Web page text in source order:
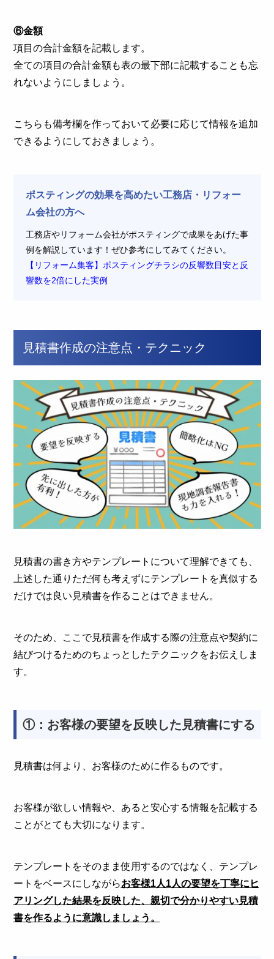
⑥金額
項目の合計金額を記載します。
全ての項目の合計金額も表の最下部に記載することも忘
れないようにしましょう。
こちらも備考欄を作っておいて必要に応じて情報を追加
できるようにしておきましょう。
ポスティングの効果を高めたい工務店・リフォー
ム会社の方へ
工務店やリフォーム会社がポスティングで成果をあげた事
例を解説しています！ぜひ参考にしてみてください。
【リフォーム集客】ポスティングチラシの反響数目安と反
響数を2倍にした実例
見積書作成の注意点・テクニック
見積書の書き方やテンプレートについて理解できても、
上述した通りただ何も考えずにテンプレートを真似する
だけでは良い見積書を作ることはできません。
そのため、ここで見積書を作成する際の注意点や契約に
結びつけるためのちょっとしたテクニックをお伝えしま
す。
①：お客様の要望を反映した見積書にする
見積書は何より、お客様のために作るものです。
お客様が欲しい情報や、あると安心する情報を記載する
ことがとても大切になります。
テンプレートをそのまま使用するのではなく、テンプレ
ートをベースにしながらお客様1人1人の要望を丁寧にヒ
アリングした結果を反映した、親切で分かりやすい見積
書を作るように意識しましょう。